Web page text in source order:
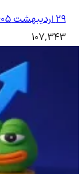
۲۹ اردیبهشت ۱۴۰۵
107,343